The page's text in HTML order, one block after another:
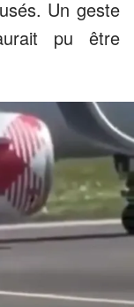
Un geste
pu être